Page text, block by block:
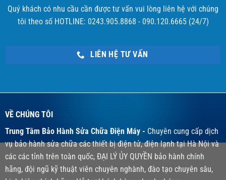
Quý khách có nhu cầu cần được tư vấn vui lòng liên hệ với chúng
tôi theo số HOTLINE: 0243.905.8868 - 090.120.6665 (24/7)
LIÊN HỆ TƯ VẤN
VỀ CHÚNG TÔI
Trung Tâm Bảo Hành Sửa Chữa Điện Máy - Chuyên cung cấp dịch
vụ bảo hành sửa chữa các thiết bị điện tử, điện lạnh tại Hà Nội và
các các tỉnh trên toàn quốc, ĐẠI LÝ ỦY QUYỀN bảo hành chính
hãng, đội ngũ kỹ thuật viên chuyên nghành, đào tạo chuyên sâu,